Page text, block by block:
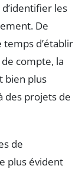
les
De
d’établir
compte, la
bien plus
des projets de
de
plus évident